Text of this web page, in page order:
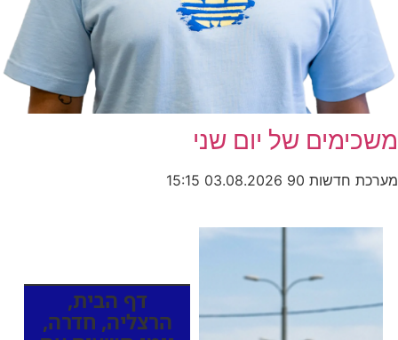
משכימים של יום שני
מערכת חדשות 90 03.08.2026
15:15
דף הבית,
הרצליה, חדרה,